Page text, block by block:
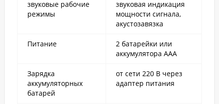
звуковые рабочие
режимы
звуковая индикация
мощности сигнала,
акустозавязка
Питание
2 батарейки или
аккумулятора ААА
Зарядка
аккумуляторных
батарей
от сети 220 В через
адаптер питания